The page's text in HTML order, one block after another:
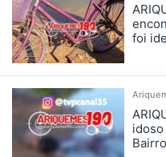
foi